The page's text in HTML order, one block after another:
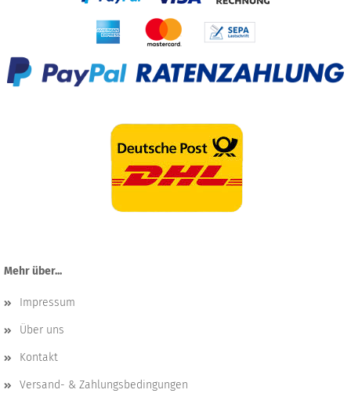
Mehr über...
Impressum
Über uns
Kontakt
Versand- & Zahlungsbedingungen